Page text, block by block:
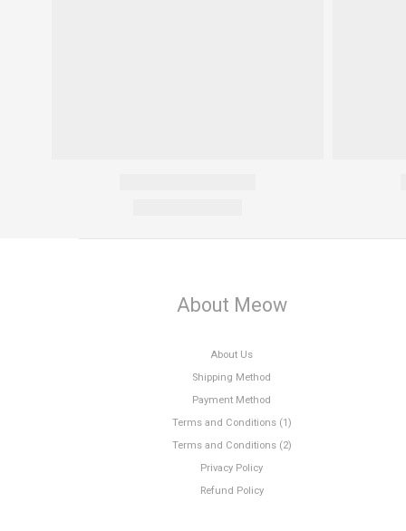
About Meow
About Us
Shipping Method
Payment Method
Terms and Conditions (1)
Terms and Conditions (2)
Privacy Policy
Refund Policy